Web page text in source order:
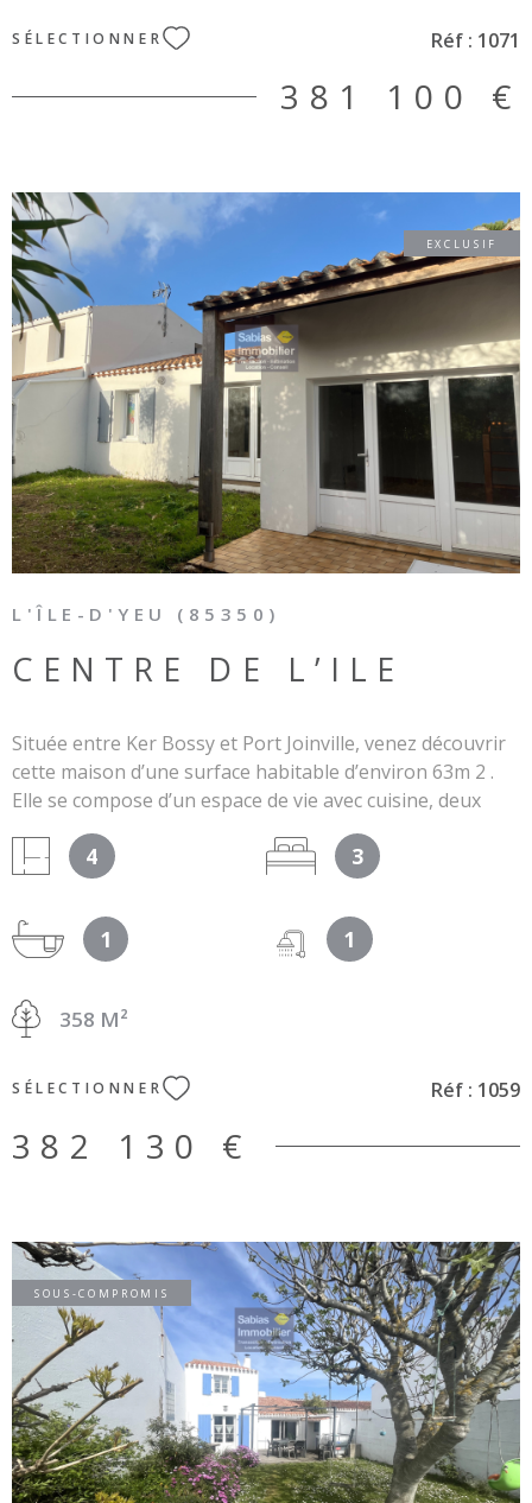
bien est exposé sont disponibles sur le site Géorisques :
www.géorisques.gouv.fr. Réf : 1071
SÉLECTIONNER Réf : 1071
381 100 €
L'ÎLE-D'YEU (85350)
CENTRE DE L’ILE
Située entre Ker Bossy et Port Joinville, venez découvrir
cette maison d’une surface habitable d’environ 63m 2 .
Elle se compose d’un espace de vie avec cuisine, deux
chambres, un espace en mezzanine, salle d’eau, WC et
garage. Puis, vous disposerez également d’un studio
d’environ 18 m 2 comprenant un coin cuisine, espace nuit
et salle d’eau, WC. Le tout sur une parcelle de 358 m 2 .
Assinissement autonome à réhabiliter. Les informations
disponibles sur le site Géorisques :
www.géorisques.gouv.fr.
4 3
1 1
358 M²
SÉLECTIONNER Réf : 1059
382 130 €
EXCLUSIF
VOIR LE BIEN
SOUS-COMPROMIS
VOIR LE BIEN